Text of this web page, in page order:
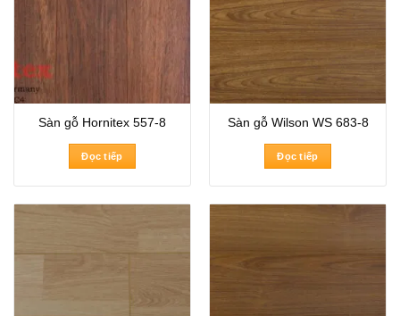
Sàn gỗ Hornitex 557-8
Đọc tiếp
Sàn gỗ Wilson WS 683-8
Đọc tiếp